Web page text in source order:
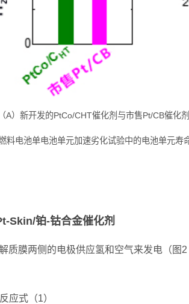
A）新开发的PtCo/CHT催化剂与市售Pt/CB催化
燃料电池单电池单元加速劣化试验中的电池单元寿
Skin/铂‐钴合金催化剂
质膜两侧的电极供应氢和空气来发电（图
式（1）